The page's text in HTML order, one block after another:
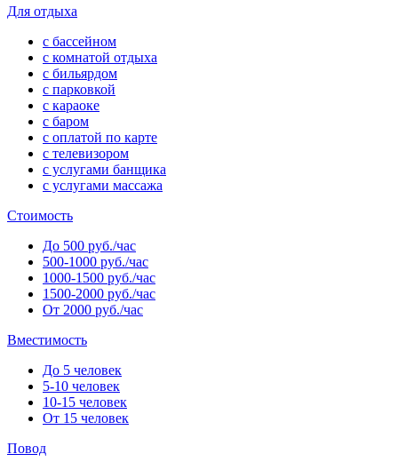
Для отдыха
с бассейном
с комнатой отдыха
с бильярдом
с парковкой
с караоке
с баром
с оплатой по карте
с телевизором
с услугами банщика
с услугами массажа
Стоимость
До 500 руб./час
500-1000 руб./час
1000-1500 руб./час
1500-2000 руб./час
От 2000 руб./час
Вместимость
До 5 человек
5-10 человек
10-15 человек
От 15 человек
Повод